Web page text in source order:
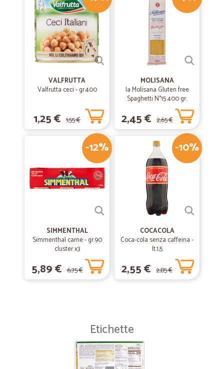
Prezzo ok , tempi di consegna buoni
—Paola G.
Spedizione rapida e prodotti…
Spedizione rapida e prodotti rispondenti alle aspettative.
03/06/2019
Luca M.
ottimo prezzo tempi di consegna davvero…
ottimo prezzo tempi di consegna davvero veloci
VALFRUTTA
Valfrutta ceci - gr.400
1,25 € 1,55 €
MOLISANA
la Molisana Gluten free
Spaghetti N°15 400 gr.
2,45 € 2,65 €
-12%
SIMMENTHAL
Simmenthal carne - gr.90
cluster x3
5,89 € 6,75 €
-10%
COCACOLA
Coca-cola senza caffeina -
lt.1,5
2,55 € 2,85 €
Etichette